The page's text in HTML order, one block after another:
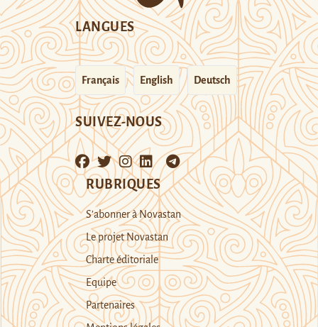
LANGUES
Français English Deutsch
SUIVEZ-NOUS
RUBRIQUES
S’abonner à Novastan
Le projet Novastan
Charte éditoriale
Equipe
Partenaires